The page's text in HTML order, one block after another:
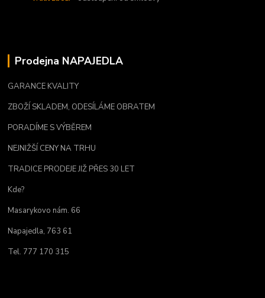
Prodejna NAPAJEDLA
GARANCE KVALITY
ZBOŽÍ SKLADEM, ODESÍLÁME OBRATEM
PORADÍME S VÝBĚREM
NEJNIŽŠÍ CENY NA TRHU
TRADICE PRODEJE JIŽ PŘES 30 LET
Kde?
Masarykovo nám. 66
Napajedla, 763 61
Tel. 777 170 315